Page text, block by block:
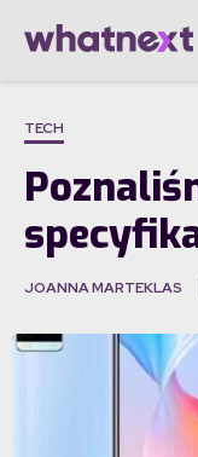
TECH
JOANNA MARTEKLAS